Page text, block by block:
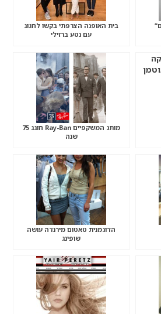
בית האופנה הצרפתי בקשו לחגוג
עם נטע ברזילי
מותג המשקפיים Ray-Ban חוגג 75
שנה
הדוגמנית טאטום מירנדה עושה
שופינג